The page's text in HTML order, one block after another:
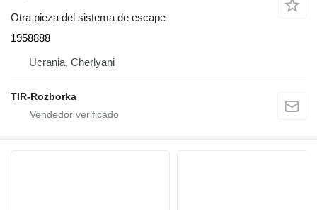
Otra pieza del sistema de escape
1958888
Ucrania, Cherlyani
TIR-Rozborka